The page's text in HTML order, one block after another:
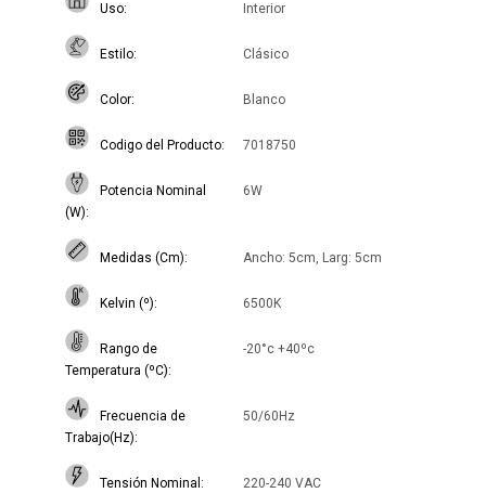
Uso Interior
Estilo Clásico
Color Blanco
Codigo del Producto 7018750
Potencia Nominal
(W)
6W
Medidas (Cm) Ancho: 5cm, Larg: 5cm
Kelvin (º) 6500K
Rango de
Temperatura (ºC)
-20°c +40ºc
Frecuencia de
Trabajo(Hz)
50/60Hz
Tensión Nominal 220-240 VAC